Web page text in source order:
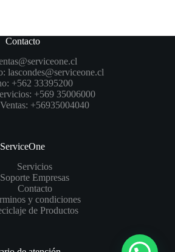
Contacto
lascondes@serviceone.cl
+562 33395200
+569 35006000
+56935004040
ServiceOne
Servicios
Soporte Empresas
Contacto
y condiciones
de Productos